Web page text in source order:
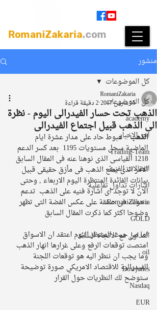
RomaniZakaria.com
منشور
كل الموضوعات
academy
اخر الاخبار
Trading-Team
المقالات الفنية
اشارات تداول تفاعلية
RomaniZakaria
GOLD
التداول مع الاتجاه السائد
oil
Dowjones
Nasdaq
EUR
كل الموضوعات
الذهب تحت حسار الفيدرالى اليوم - نظرة
الى الذهب قبيل اجتماع الفيدرالى
RomaniZakaria
15 مارس 2017
2 دقيقة قراءة
الذهب :  هبوط حاد على مدار عشرة ايام
الماضية سجل مستويات 1195  بعد كسر الدعم
1218 القياسى الذى نوهنا عنه فى المقال السابق
الامر الذى يضع الذهب فى مأزق حقيقى قبيل
بيانات الفائدة المنتظرة اليوم الاربعاء , وحتى
الان لا توجد اى اشارة فنيه على الذهب  تدعم
دخولك فى صفقة على عكس الفضة التى تظهر
وضوحا اكثر كما ذكرت المقال السابق
اما من حيث المنتظر اليوم اعتقد ان الاسواق
امتصت توقعات الرفع وعلى غرارها انهار الذهب
وما يجب ان ننظر اليه هو توقعات اللجنة
الفيدرالية للاقتصاد الامريكي صورة توضيحة
ستوضح لك النظريات حول القرار